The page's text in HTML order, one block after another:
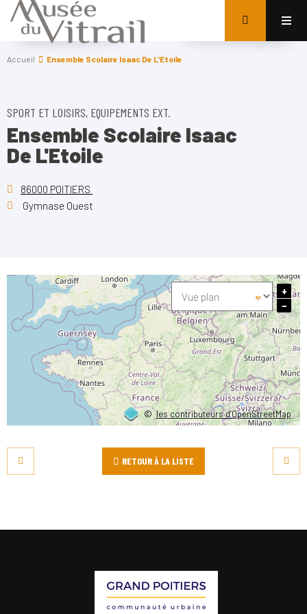
Accueil Ensemble Scolaire Isaac De L'Etoile
SPORT ET LOISIRS, EQUIPEMENTS EXT.
Ensemble Scolaire Isaac
De L'Etoile
86000 POITIERS
Gymnase Ouest
©les contributeurs d’OpenStreetMap
+
−
RETOUR À LA LISTE